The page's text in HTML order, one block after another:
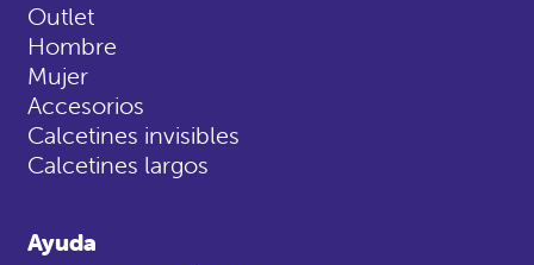
Outlet
Hombre
Mujer
Accesorios
Calcetines invisibles
Calcetines largos
Ayuda